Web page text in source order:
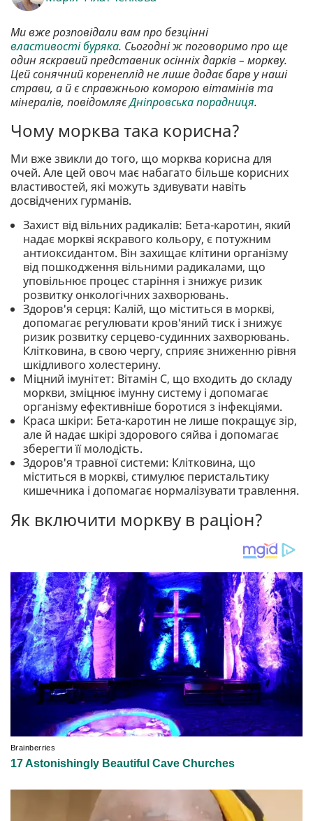
Ми вже розповідали вам про безцінні
властивості буряка. Сьогодні ж поговоримо про ще
один яскравий представник осінніх дарків – моркву.
Цей сонячний коренеплід не лише додає барв у наші
страви, а й є справжньою коморою вітамінів та
мінералів, повідомляєДніпровська порадниця.
Чому морква така корисна?
Ми вже звикли до того, що морква корисна для
очей. Але цей овоч має набагато більше корисних
властивостей, які можуть здивувати навіть
досвідчених гурманів.
Захист від вільних радикалів: Бета-каротин, який
надає моркві яскравого кольору, є потужним
антиоксидантом. Він захищає клітини організму
від пошкодження вільними радикалами, що
уповільнює процес старіння і знижує ризик
розвитку онкологічних захворювань.
Здоров'я серця: Калій, що міститься в моркві,
допомагає регулювати кров'яний тиск і знижує
ризик розвитку серцево-судинних захворювань.
Клітковина, в свою чергу, сприяє зниженню рівня
шкідливого холестерину.
Міцний імунітет: Вітамін С, що входить до складу
моркви, зміцнює імунну систему і допомагає
організму ефективніше боротися з інфекціями.
Краса шкіри: Бета-каротин не лише покращує зір,
але й надає шкірі здорового сяйва і допомагає
зберегти її молодість.
Здоров'я травної системи: Клітковина, що
міститься в моркві, стимулює перистальтику
кишечника і допомагає нормалізувати травлення.
Як включити моркву в раціон?